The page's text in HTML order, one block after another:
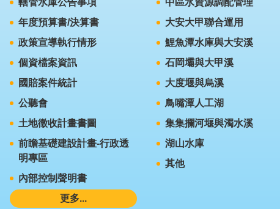
轄管水庫公告事項
年度預算書/決算書
政策宣導執行情形
個資檔案資訊
國賠案件統計
公聽會
土地徵收計畫書圖
前瞻基礎建設計畫-行政透
明專區
內部控制聲明書
更多...
中區水資源調配管理
大安大甲聯合運用
鯉魚潭水庫與大安溪
石岡壩與大甲溪
大度堰與烏溪
鳥嘴潭人工湖
集集攔河堰與濁水溪
湖山水庫
其他